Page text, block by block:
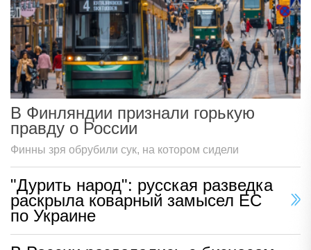
В Финляндии признали горькую
правду о России
Финны зря обрубили сук, на котором сидели
"Дурить народ": русская разведка
раскрыла коварный замысел ЕС
по Украине